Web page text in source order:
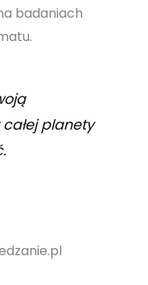
badaniach
planety